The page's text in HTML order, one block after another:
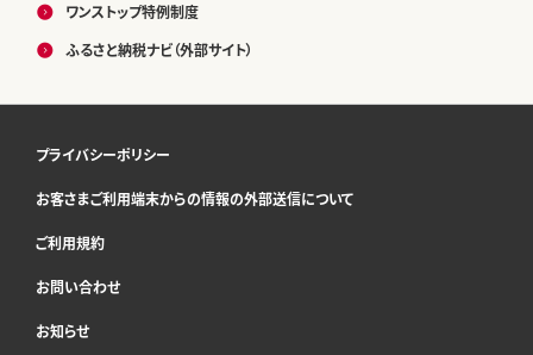
ワンストップ特例制度
ふるさと納税ナビ（外部サイト）
プライバシーポリシー
お客さまご利用端末からの情報の外部送信について
ご利用規約
お問い合わせ
お知らせ